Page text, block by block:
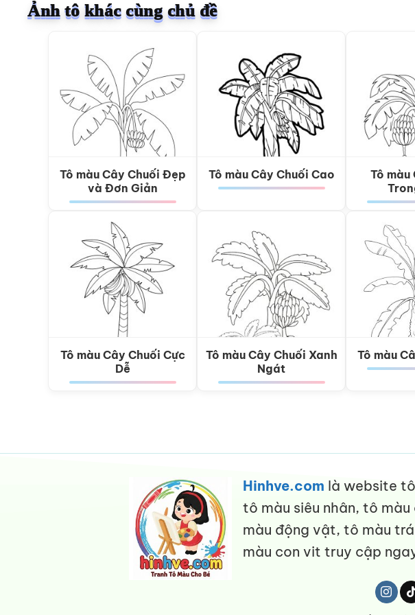
Ảnh tô khác cùng chủ đề
Tô màu Cây Chuối Đẹp
và Đơn Giản
Tô màu Cây Chuối Cao
Tô màu
Tô màu Cây Chuối Cực
Dễ
Tô màu Cây Chuối Xanh
Ngát
Tô màu
Hinhve.com là website
tô màu siêu nhân, tô
màu động vật, tô màu
màu con vit truy cập